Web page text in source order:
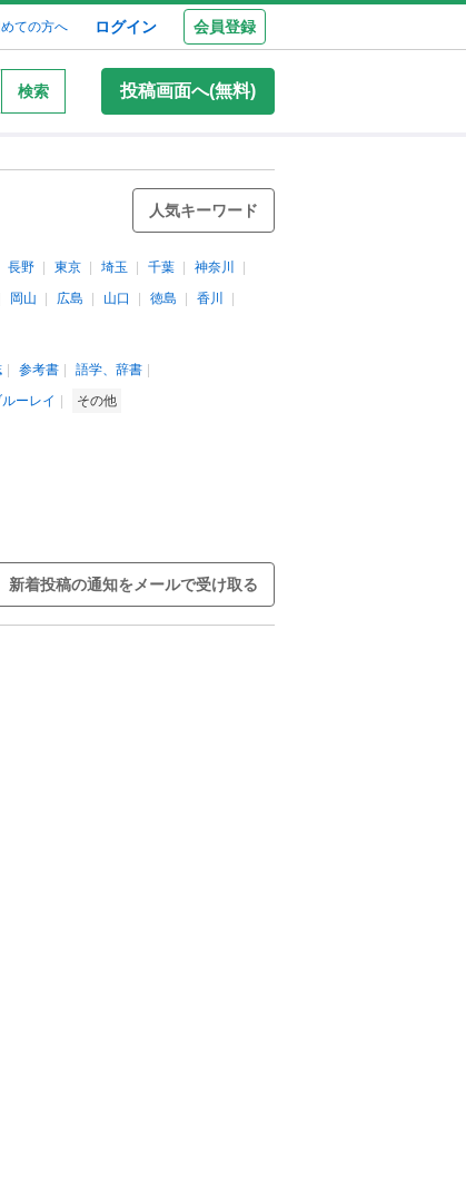
ての方へ ログイン 会員登録
検索 投稿画面へ(無料)
人気キーワード
長野 東京 埼玉 千葉
神奈川
岡山 広島 山口 徳島
香川
参考書
語学、辞書
ーレイ その他
新着投稿の通知をメールで受け取る